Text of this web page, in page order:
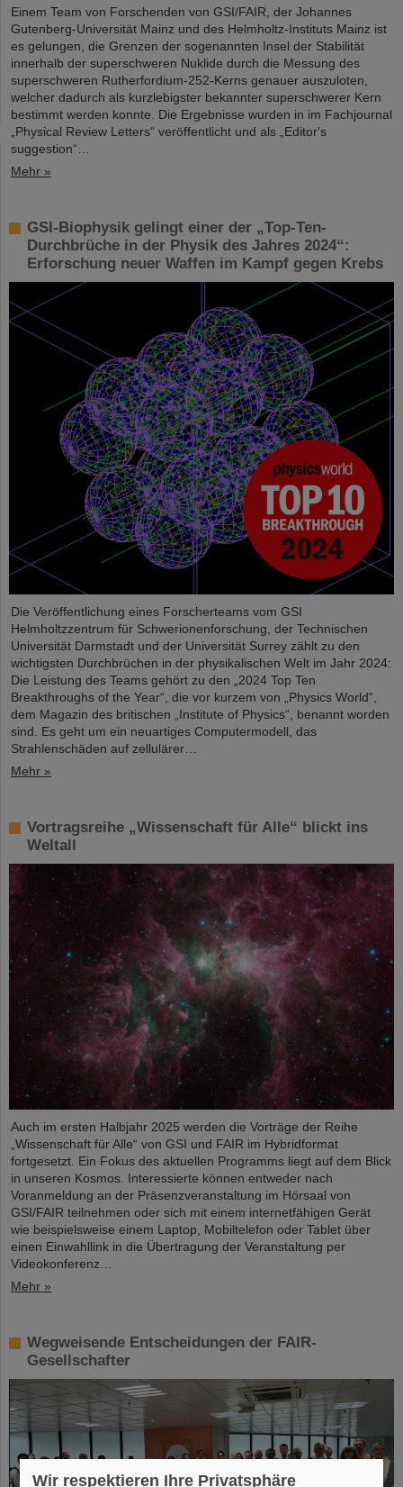
Einem Team von Forschenden von GSI/FAIR, der Johannes
Gutenberg-Universität Mainz und des Helmholtz-Instituts Mainz ist
es gelungen, die Grenzen der sogenannten Insel der Stabilität
innerhalb der superschweren Nuklide durch die Messung des
superschweren Rutherfordium-252-Kerns genauer auszuloten,
welcher dadurch als kurzlebigster bekannter superschwerer Kern
bestimmt werden konnte. Die Ergebnisse wurden in im Fachjournal
„Physical Review Letters“ veröffentlicht und als „Editor's
suggestion“…
Mehr »
GSI-Biophysik gelingt einer der „Top-Ten-
Durchbrüche in der Physik des Jahres 2024“:
Erforschung neuer Waffen im Kampf gegen Krebs
Die Veröffentlichung eines Forscherteams vom GSI
Helmholtzzentrum für Schwerionenforschung, der Technischen
Universität Darmstadt und der Universität Surrey zählt zu den
wichtigsten Durchbrüchen in der physikalischen Welt im Jahr 2024:
Die Leistung des Teams gehört zu den „2024 Top Ten
Breakthroughs of the Year“, die vor kurzem von „Physics World“,
dem Magazin des britischen „Institute of Physics“, benannt worden
sind. Es geht um ein neuartiges Computermodell, das
Strahlenschäden auf zellulärer…
Mehr »
Vortragsreihe „Wissenschaft für Alle“ blickt ins
Weltall
Auch im ersten Halbjahr 2025 werden die Vorträge der Reihe
„Wissenschaft für Alle“ von GSI und FAIR im Hybridformat
fortgesetzt. Ein Fokus des aktuellen Programms liegt auf dem Blick
in unseren Kosmos. Interessierte können entweder nach
Voranmeldung an der Präsenzveranstaltung im Hörsaal von
GSI/FAIR teilnehmen oder sich mit einem internetfähigen Gerät
wie beispielsweise einem Laptop, Mobiltelefon oder Tablet über
einen Einwahllink in die Übertragung der Veranstaltung per
Videokonferenz…
Mehr »
Wegweisende Entscheidungen der FAIR-
Gesellschafter
Wir respektieren Ihre Privatsphäre